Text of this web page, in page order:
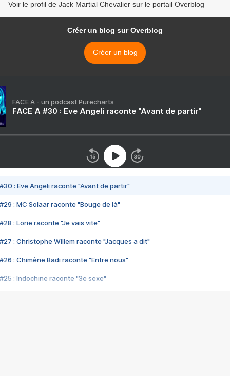
Voir le profil de Jack Martial Chevalier sur le portail Overblog
Créer un blog sur Overblog
Créer un blog
FACE A - un podcast Purecharts
FACE A #30 : Eve Angeli raconte "Avant de partir"
#30 : Eve Angeli raconte "Avant de partir"
#29 : MC Solaar raconte "Bouge de là"
#28 : Lorie raconte "Je vais vite"
#27 : Christophe Willem raconte "Jacques a dit"
#26 : Chimène Badi raconte "Entre nous"
#25 : Indochine raconte "3e sexe"